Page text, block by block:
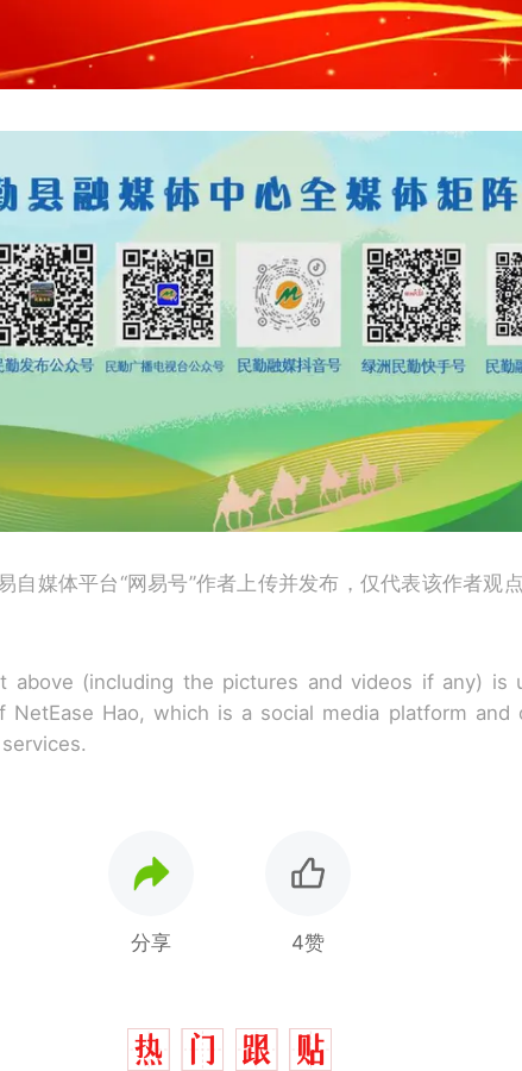
自媒体平台“网易号”作者上传并发布，仅代表该作者观
above (including the pictures and videos if any) is
Hao, which is a social media platform and
分享 4赞